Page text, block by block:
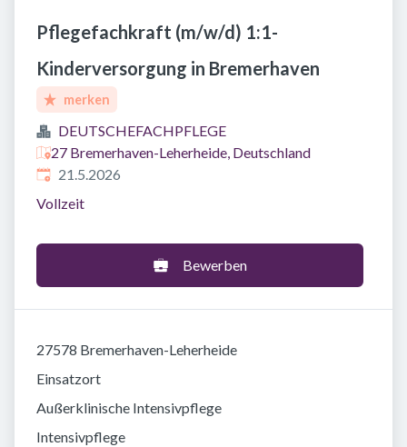
Pflegefachkraft (m/w/d) 1:1-
Kinderversorgung in Bremerhaven
merken
DEUTSCHEFACHPFLEGE
27 Bremerhaven-Leherheide, Deutschland
Veröffentlicht
21.5.2026
Vollzeit
Bewerben
27578 Bremerhaven-Leherheide
Einsatzort
Außerklinische Intensivpflege
Intensivpflege